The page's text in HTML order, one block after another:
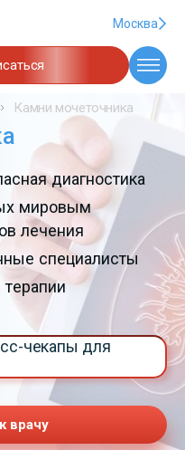
Москва
Камни мочеточника
диагностика
мировым
лечения
специалисты
чекапы для
врачу